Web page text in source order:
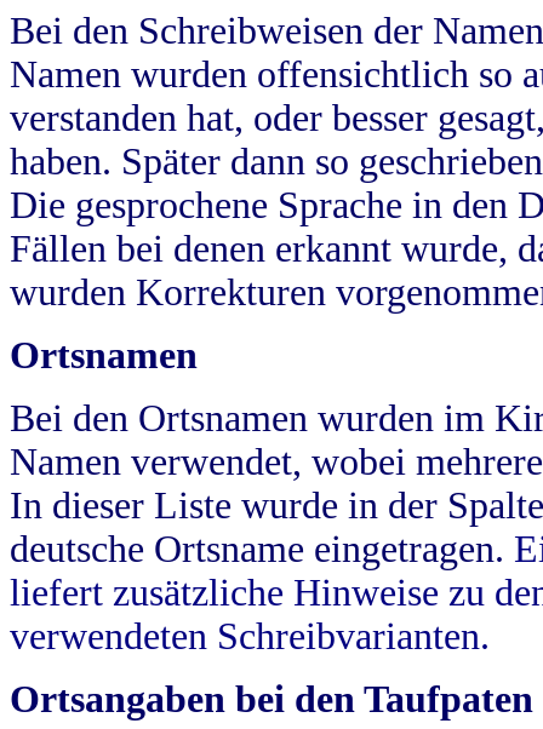
Bei den Schreibweisen der
Namen wurden offensichtlich so
verstanden hat, oder besser
haben. Später dann so
Die gesprochene Sprache in
Fällen bei denen erkannt wurde,
wurden Korrekturen
Ortsnamen
Bei den Ortsnamen wurden im
Namen verwendet, wobei
In dieser Liste wurde in der
deutsche Ortsname eingetragen.
liefert zusätzliche Hinweise zu
verwendeten Schreibvarianten.
Ortsangaben bei den Taufpaten